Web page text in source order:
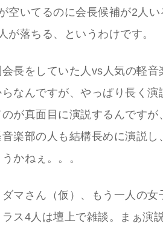
空いてるのに会長候補が2人い
が落ちる、というわけです。
長をしていた人vs人気の軽音
なんですが、やっぱり長く演
が真面目に演説するんですが
楽部の人も結構長めに演説し
かねぇ。。。
マさん（仮）、もう一人の女
ス4人は壇上で雑談。まぁ演